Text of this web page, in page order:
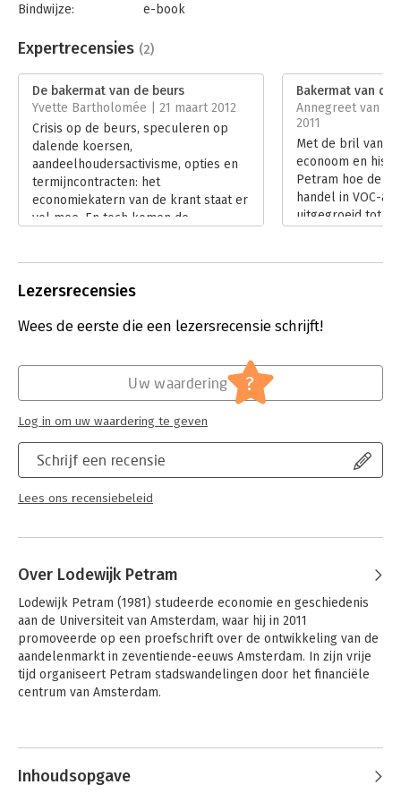
Bindwijze:
e-book
Bestandsformaat:
epub
Uitgever:
Druk:
1
Verschijningsdatum:
7-8-2012
Hoofdrubriek:
Expertrecensies (2)
De bakermat van de beurs
Yvette Bartholomée | 21 maart 2012
Crisis op de beurs, speculeren op
dalende koersen,
aandeelhoudersactivisme, opties en
termijncontracten: het
economiekatern van de krant staat er
vol mee. En toch komen de
beschrijft. Lodewijk Petrams 'De
mee op een fascinerende reis terug
gebeurt, toen en nu.
Lees verder
Bakermat van de
Annegreet van
2011
Met de bril van
econoom en
Petram hoe de
handel in VOC-
uitgegroeid tot
eeuw: De
heette.
Lees verder
Lezersrecensies
Wees de eerste die een lezersrecensie schrijft!
Schrijf een recensie
Lees ons recensiebeleid
Uw waardering ?
Log in om uw waardering te geven
Over Lodewijk Petram
Lodewijk Petram (1981) studeerde economie en geschiedenis
aan de Universiteit van Amsterdam, waar hij in 2011
promoveerde op een proefschrift over de ontwikkeling van de
aandelenmarkt in zeventiende-eeuws Amsterdam. In zijn vrije
tijd organiseert Petram stadswandelingen door het financiële
centrum van Amsterdam.
Andere boeken door Lodewijk
Petram
Inhoudsopgave